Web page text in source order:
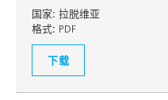
国家: 拉脱维亚
格式: PDF
下载